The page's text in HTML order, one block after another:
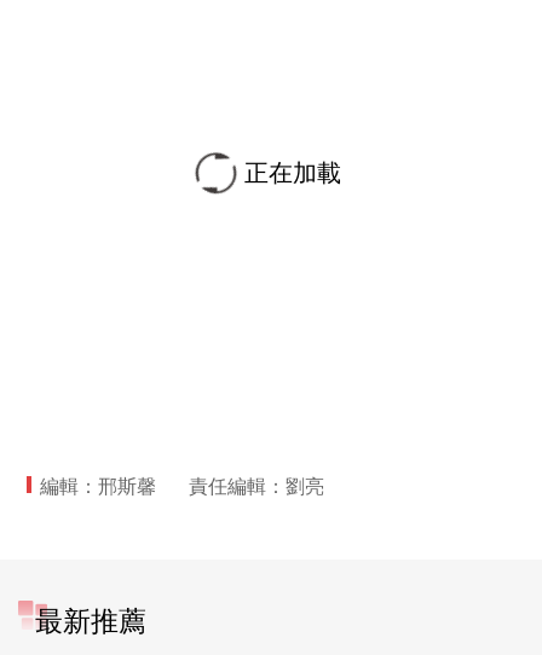
正在加載
編輯：邢斯馨 責任編輯：劉亮
最新推薦